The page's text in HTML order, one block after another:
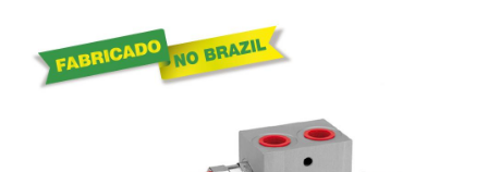
开路式轴向柱塞泵
Motori elettrici brushless - Serie MS
专为 Bondioli & Pavesi 制造 的内齿轮油泵和滚切式马达